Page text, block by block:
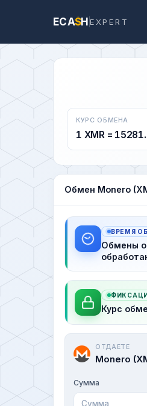
ECA$HEXPERT
КУРС ОБМЕНА
1 XMR =
Обмен Monero
ВРЕМЯ
Обмены
Курс
ОТДАЕТЕ
Monero
Сумма